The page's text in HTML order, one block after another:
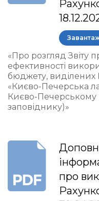
«Про розгляд Звіту
ефективності
бюджету, виділених
«Києво-Печерська
Києво-Печерському
заповіднику)»
про